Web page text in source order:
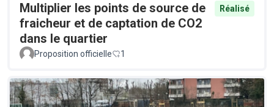
Multiplier les points de source de
fraicheur et de captation de CO2
dans le quartier
Réalisé
Proposition officielle 1